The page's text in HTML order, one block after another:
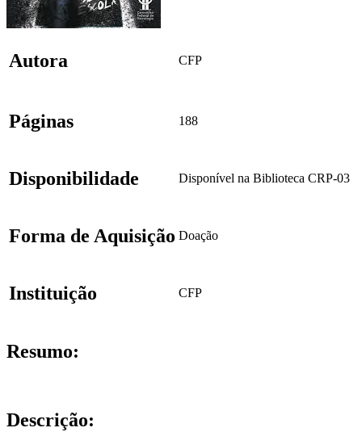
Autora CFP
Páginas 188
Disponibilidade Disponível na Biblioteca CRP-03
Forma de Aquisição Doação
Instituição CFP
Resumo:
Descrição: